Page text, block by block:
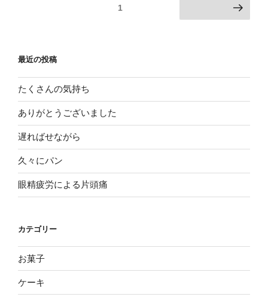
ビ
ー
シ
ョ
ン
1 次のページ
最近の投稿
たくさんの気持ち
ありがとうございました
遅ればせながら
久々にパン
眼精疲労による片頭痛
カテゴリー
お菓子
ケーキ